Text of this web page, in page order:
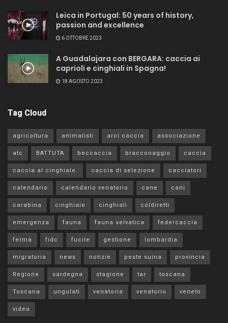
Leica in Portugal: 50 years of history,
passion and excellence
6 OTTOBRE 2023
A Guadalajara con BERGARA: caccia ai
caprioli e cinghiali in Spagna!
18 AGOSTO 2023
Tag Cloud
agricoltura animalisti arci caccia
associazione
atc
BATTUTA beccaccia bracconaggio
caccia
caccia al cinghiale.
caccia di selezione
cacciatori
calendario
calendario venatorio cane
cani
carabina
cinghiale cinghiali
coldiretti
emergenza
fauna fauna selvatica
federcaccia
ferma
fidc fucile gestione
lombardia
migratoria
news notizie peste suina
provincia
Regione
sardegna stagione tar
toscana
Toscana
ungulati venatoria venatorio
veneto
video